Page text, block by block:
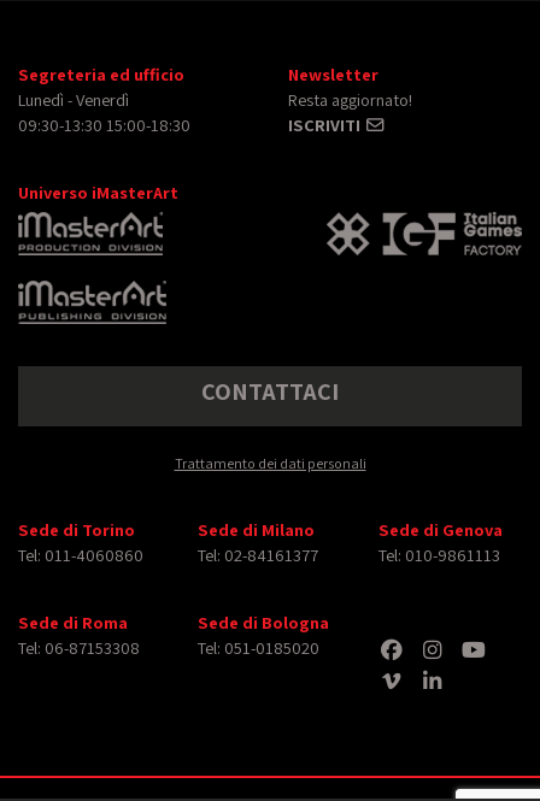
Segreteria ed ufficio
Lunedì - Venerdì
09:30-13:30 15:00-18:30
Newsletter
Resta aggiornato!
ISCRIVITI
Universo iMasterArt
CONTATTACI
Trattamento dei dati personali
Sede di Torino
Tel: 011-4060860
Sede di Milano
Tel: 02-84161377
Sede di Genova
Tel: 010-9861113
Sede di Roma
Tel: 06-87153308
Sede di Bologna
Tel: 051-0185020